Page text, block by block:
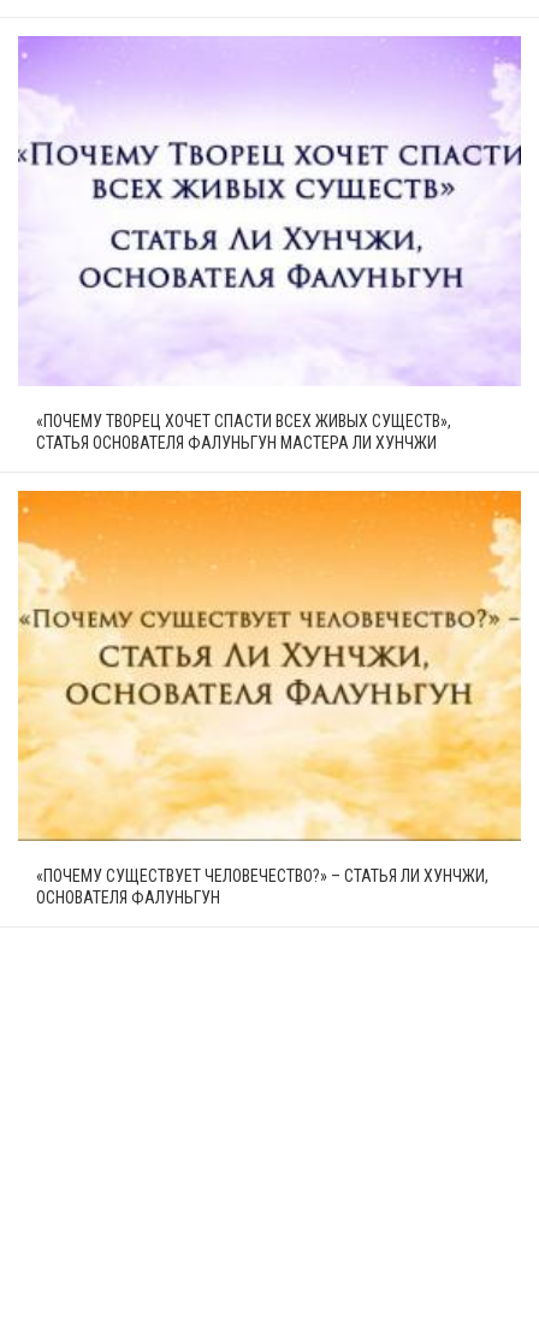
«ПОЧЕМУ ТВОРЕЦ ХОЧЕТ СПАСТИ ВСЕХ ЖИВЫХ СУЩЕСТВ»,
СТАТЬЯ ОСНОВАТЕЛЯ ФАЛУНЬГУН МАСТЕРА ЛИ ХУНЧЖИ
«ПОЧЕМУ СУЩЕСТВУЕТ ЧЕЛОВЕЧЕСТВО?» – СТАТЬЯ ЛИ ХУНЧЖИ,
ОСНОВАТЕЛЯ ФАЛУНЬГУН